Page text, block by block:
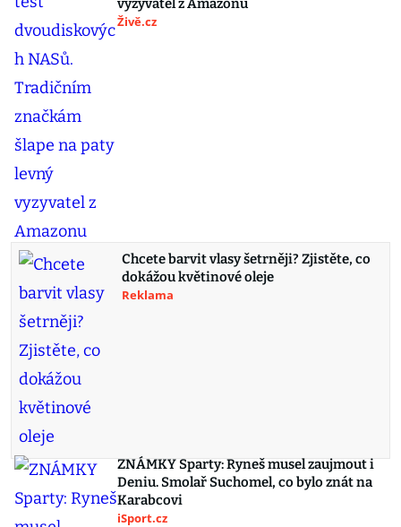
vyzyvatel z Amazonu
Živě.cz
Chcete barvit vlasy šetrněji? Zjistěte, co
dokážou květinové oleje
Reklama
ZNÁMKY Sparty: Ryneš musel zaujmout i
Deniu. Smolař Suchomel, co bylo znát na
Karabcovi
iSport.cz